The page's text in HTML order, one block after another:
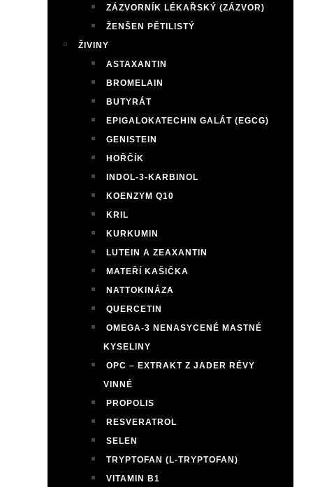
ZÁZVORNÍK LÉKAŘSKÝ (ZÁZVOR)
ŽENŠEN PĚTILISTÝ
ŽIVINY
ASTAXANTIN
BROMELAIN
BUTYRÁT
EPIGALOKATECHIN GALÁT (EGCG)
GENISTEIN
HOŘČÍK
INDOL-3-KARBINOL
KOENZYM Q10
KRIL
KURKUMIN
LUTEIN A ZEAXANTIN
MATEŘÍ KAŠIČKA
NATTOKINÁZA
QUERCETIN
OMEGA-3 NENASYCENÉ MASTNÉ
KYSELINY
OPC – EXTRAKT Z JADER RÉVY
VINNÉ
PROPOLIS
RESVERATROL
SELEN
TRYPTOFAN (L-TRYPTOFAN)
VITAMIN B1